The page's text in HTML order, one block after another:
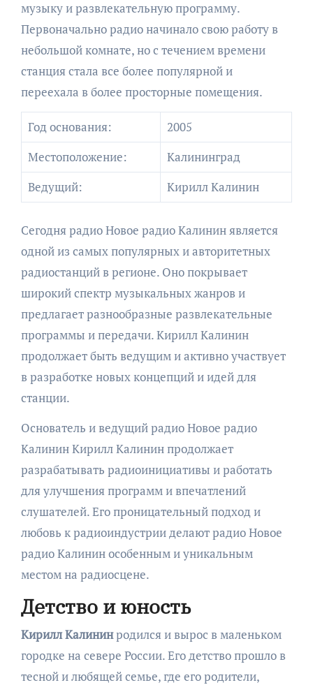
музыку и развлекательную программу.
Первоначально радио начинало свою работу в
небольшой комнате, но с течением времени
станция стала все более популярной и
переехала в более просторные помещения.
Год основания:
2005
Местоположение:
Калининград
Ведущий:
Кирилл Калинин
Сегодня радио Новое радио Калинин является
одной из самых популярных и авторитетных
радиостанций в регионе. Оно покрывает
широкий спектр музыкальных жанров и
предлагает разнообразные развлекательные
программы и передачи. Кирилл Калинин
продолжает быть ведущим и активно участвует
в разработке новых концепций и идей для
станции.
Основатель и ведущий радио Новое радио
Калинин Кирилл Калинин продолжает
разрабатывать радиоинициативы и работать
для улучшения программ и впечатлений
слушателей. Его проницательный подход и
любовь к радиоиндустрии делают радио Новое
радио Калинин особенным и уникальным
местом на радиосцене.
Детство и юность
Кирилл Калининродился и вырос в маленьком
городке на севере России. Его детство прошло в
тесной и любящей семье, где его родители,